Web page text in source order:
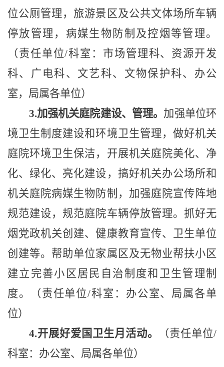
位公厕管理， 旅游景区及公共文体场所车辆
停放管理， 病媒生物防制及控烟等管理。
（责任单位/科室：市场管理科、资源开发
科、广电科、文艺科、文物保护科、办公
室，局属各单位）
3.加强机关庭院建设、管理。 加强单位环
境卫生制度建设和环境卫生管理，做好机关
庭院环境卫生保洁，开展机关庭院美化、净
化、绿化、亮化建设，搞好机关办公场所和
机关庭院病媒生物防制，加强庭院宣传阵地
规范建设，规范庭院车辆停放管理。 抓好无
烟党政机关创建、健康教育宣传、卫生单位
创建等。 帮助单位家属区及无物业帮扶小区
建立完善小区居民自治制度和卫生管理制
度。（ 责任单位/科室：办公室、局属各单
位）
4.开展好爱国卫生月活动。 （责任单位/
科室：办公室、局属各单位）